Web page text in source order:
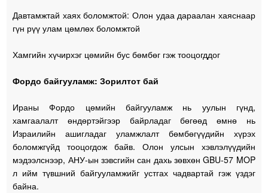
Давтамжтай хаях боломжтой: Олон удаа дараалан хаяснаар
гүн рүү улам цөмлөх боломжтой
Хамгийн хүчирхэг цөмийн бус бөмбөг гэж тооцогддог
Фордо байгууламж: Зорилтот бай
Ираны Фордо цөмийн байгууламж нь уулын гүнд,
хамгаалалт өндөртэйгээр байрладаг бөгөөд өмнө нь
Израилийн ашигладаг уламжлалт бөмбөгүүдийн хүрэх
боломжгүйд тооцогдож байв. Олон улсын хэвлэлүүдийн
мэдээлснээр, АНУ-ын зэвсгийн сан дахь зөвхөн GBU-57 MOP
л ийм түвшний байгууламжийг устгах чадвартай гэж үздэг
байна.